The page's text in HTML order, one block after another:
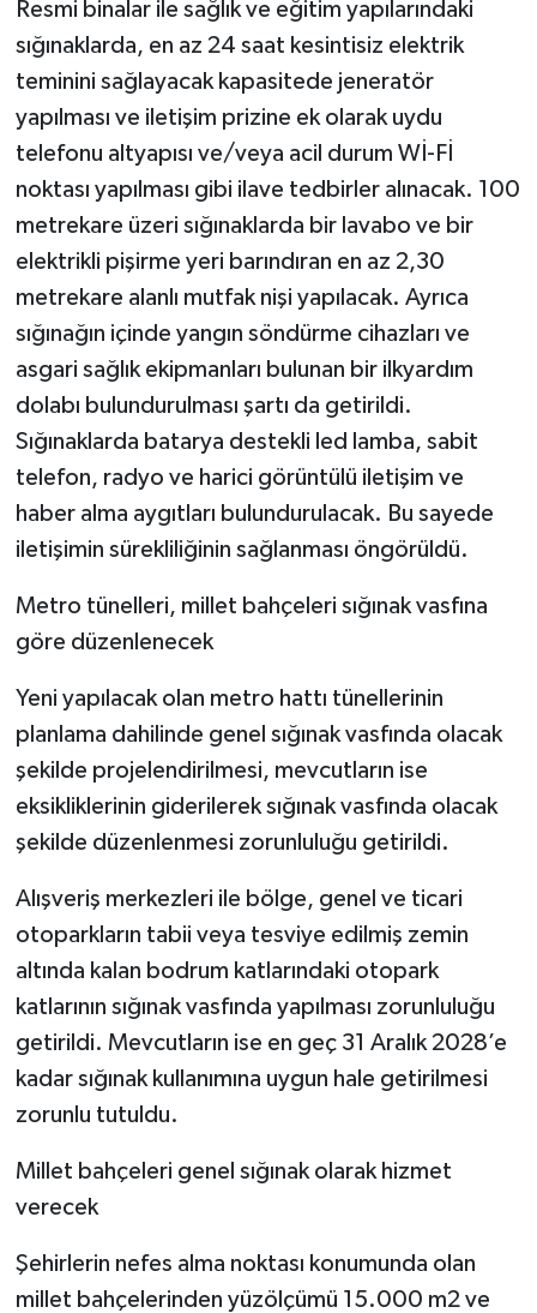
Resmi binalar ile sağlık ve eğitim yapılarındaki
sığınaklarda, en az 24 saat kesintisiz elektrik
teminini sağlayacak kapasitede jeneratör
yapılması ve iletişim prizine ek olarak uydu
telefonu altyapısı ve/veya acil durum Wİ-Fİ
noktası yapılması gibi ilave tedbirler alınacak. 100
metrekare üzeri sığınaklarda bir lavabo ve bir
elektrikli pişirme yeri barındıran en az 2,30
metrekare alanlı mutfak nişi yapılacak. Ayrıca
sığınağın içinde yangın söndürme cihazları ve
asgari sağlık ekipmanları bulunan bir ilkyardım
dolabı bulundurulması şartı da getirildi.
Sığınaklarda batarya destekli led lamba, sabit
telefon, radyo ve harici görüntülü iletişim ve
haber alma aygıtları bulundurulacak. Bu sayede
iletişimin sürekliliğinin sağlanması öngörüldü.
Metro tünelleri, millet bahçeleri sığınak vasfına
göre düzenlenecek
Yeni yapılacak olan metro hattı tünellerinin
planlama dahilinde genel sığınak vasfında olacak
şekilde projelendirilmesi, mevcutların ise
eksikliklerinin giderilerek sığınak vasfında olacak
şekilde düzenlenmesi zorunluluğu getirildi.
Alışveriş merkezleri ile bölge, genel ve ticari
otoparkların tabii veya tesviye edilmiş zemin
altında kalan bodrum katlarındaki otopark
katlarının sığınak vasfında yapılması zorunluluğu
getirildi. Mevcutların ise en geç 31 Aralık 2028’e
kadar sığınak kullanımına uygun hale getirilmesi
zorunlu tutuldu.
Millet bahçeleri genel sığınak olarak hizmet
verecek
Şehirlerin nefes alma noktası konumunda olan
millet bahçelerinden yüzölçümü 15.000 m2 ve